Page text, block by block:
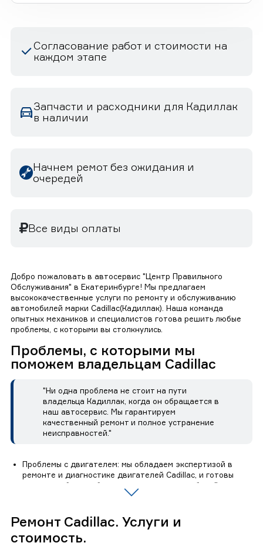
Согласование работ и стоимости на
каждом этапе
Запчасти и расходники для Кадиллак
в наличии
Начнем ремот без ожидания и
очередей
Все виды оплаты
Добро пожаловать в автосервис "Центр Правильного
Обслуживания" в Екатеринбурге! Мы предлагаем
высококачественные услуги по ремонту и обслуживанию
автомобилей марки Cadillac(Кадиллак). Наша команда
опытных механиков и специалистов готова решить любые
проблемы, с которыми вы столкнулись.
Проблемы, с которыми мы
поможем владельцам Cadillac
"Ни одна проблема не стоит на пути
владельца Кадиллак, когда он обращается в
наш автосервис. Мы гарантируем
качественный ремонт и полное устранение
неисправностей."
Проблемы с двигателем: мы обладаем экспертизой в
ремонте и диагностике двигателей Cadillac, и готовы
решить любые проблемы, связанные с их работой.
Электрические и электронные неисправности: наши
электрических и электронных систем Cadillac и смогут
быстро обнаружить и устранить проблемы.
Прочие проблемы: мы также занимаемся ремонтом и
Ремонт Cadillac. Услуги и
стоимость.